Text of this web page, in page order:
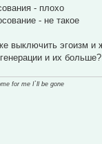
- плохо
- не такое
выключить эгоизм и
и их больше?
for me I`ll be gone